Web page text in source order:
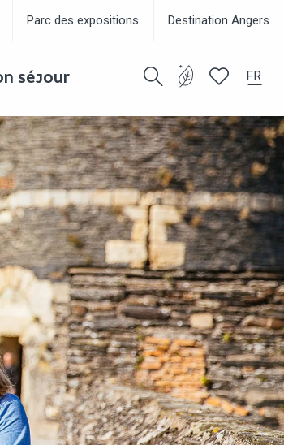
FR
Parc des expositions Destination Angers
SÉJOUR